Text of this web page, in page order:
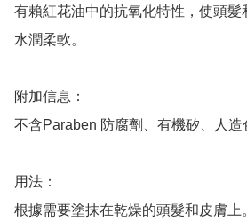
有賴紅花油中的抗氧化特性，使頭
水潤柔軟。
附加信息：
不含Paraben 防腐劑、有機矽、人造
用法：
根據需要塗抹在乾燥的頭髮和皮膚上